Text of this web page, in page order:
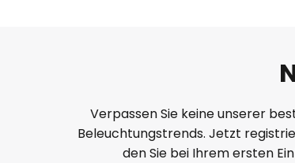
stündlich: ca. 55 m³
Verpassen Sie keine unserer
Beleuchtungstrends. Jetzt
den Sie bei Ihrem ersten